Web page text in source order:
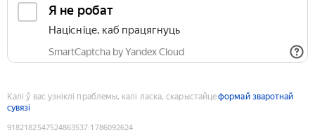
Я не робат
Націсніце, каб працягнуць
SmartCaptcha by Yandex Cloud
Калі ў вас узніклі праблемы, калі ласка, скарыстайцеформай зваротнай
сувязі
9182182547524863537:1786092624